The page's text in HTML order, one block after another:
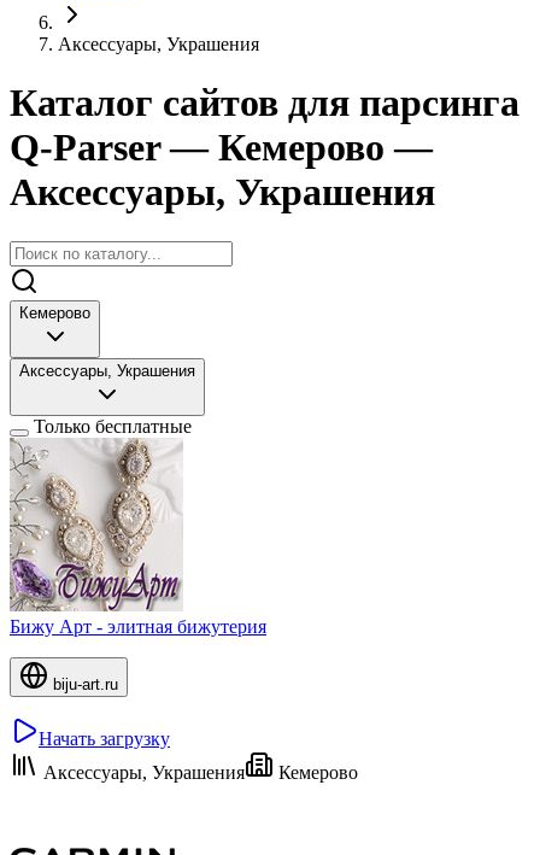
Аксессуары, Украшения
Каталог сайтов для парсинга
Q-Parser— Кемерово —
Аксессуары, Украшения
Кемерово
Аксессуары, Украшения
Только бесплатные
Бижу Арт - элитная бижутерия
biju-art.ru
Начать загрузку
Аксессуары, Украшения
Кемерово